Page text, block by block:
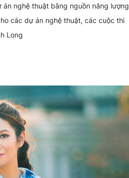
nghệ thuật bằng nguồn năng lượng
các dự án nghệ thuật, các cuộc thi
Long